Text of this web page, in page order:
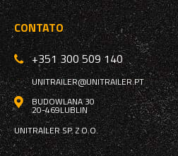
CONTATO
+351 300 509 140
UNITRAILER@UNITRAILER.PT
BUDOWLANA 30
20-469LUBLIN
UNITRAILER SP. Z O.O.